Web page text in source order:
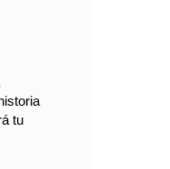
tu